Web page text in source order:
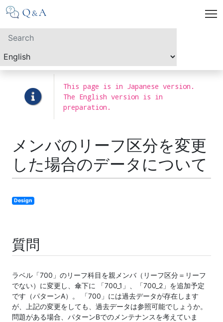
This page is in Japanese version.
The English version is in
preparation.
メンバのリーフ区分を変更
した場合のデータについて
Design
質問
ラベル「700」のリーフ科目を親メンバ（リーフ区分＝リーフ
でない）に変更し、傘下に 「700_1」、「700_2」を追加予定
です（パターンA）。 「700」には過去データが存在します
が、上記の変更をしても、過去データは参照可能でしょうか。
問題がある場合、パターンBでのメンテナンスを考えていま